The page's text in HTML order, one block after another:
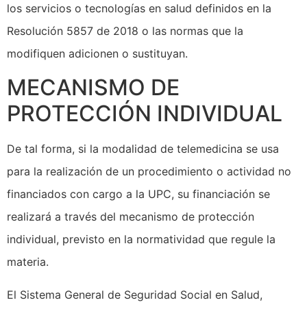
los servicios o tecnologías en salud definidos en la
Resolución 5857 de 2018 o las normas que la
modifiquen adicionen o sustituyan.
MECANISMO DE
PROTECCIÓN INDIVIDUAL
De tal forma, si la modalidad de telemedicina se usa
para la realización de un procedimiento o actividad no
financiados con cargo a la UPC, su financiación se
realizará a través del mecanismo de protección
individual, previsto en la normatividad que regule la
materia.
El Sistema General de Seguridad Social en Salud,